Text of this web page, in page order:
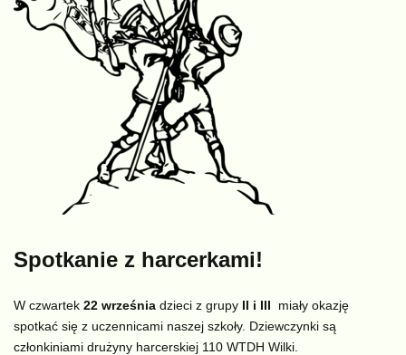
Spotkanie z harcerkami!
W czwartek 22 września dzieci z grupy II i III miały okazję
spotkać się z uczennicami naszej szkoły. Dziewczynki są
członkiniami drużyny harcerskiej 110 WTDH Wilki.